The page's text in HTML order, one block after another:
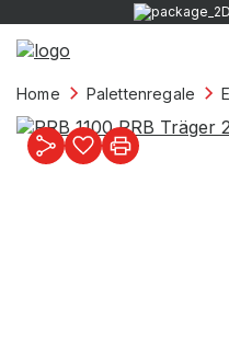
Home Palettenregale